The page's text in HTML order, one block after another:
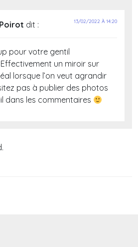
dit : 13/02/2022 À 14:20
pour votre gentil
un miroir sur
lorsque l’on veut agrandir
pas à publier des photos
dans les commentaires